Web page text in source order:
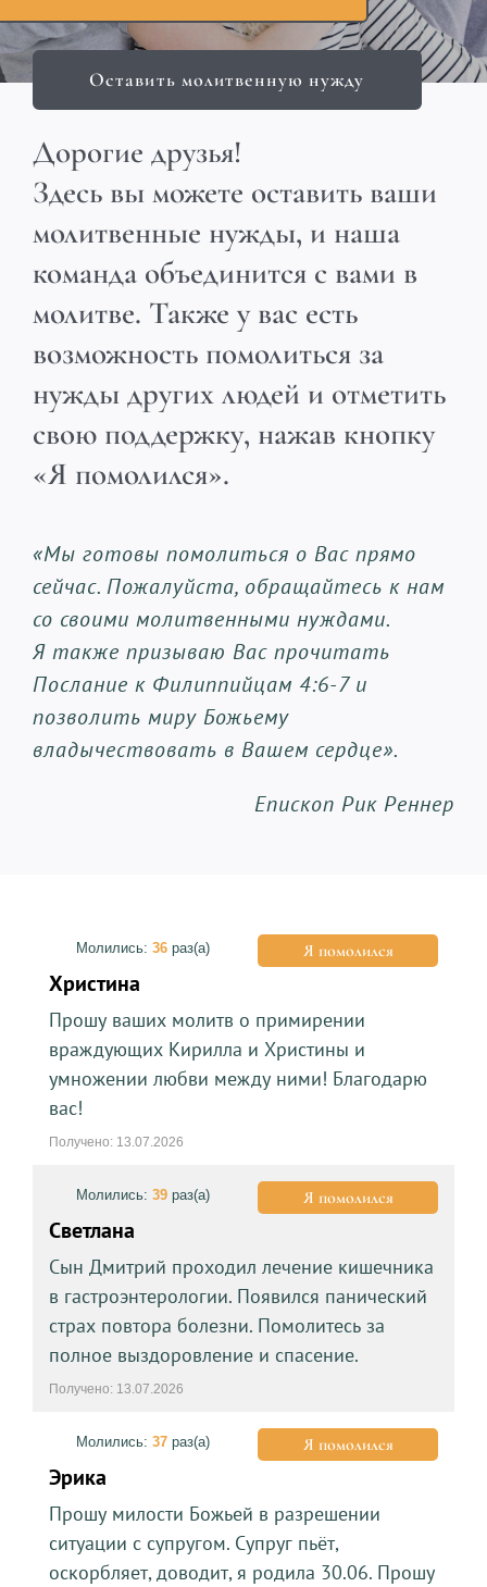
Оставить молитвенную нужду
Дорогие друзья!
Здесь вы можете оставить ваши
молитвенные нужды, и наша
команда объединится с вами в
молитве. Также у вас есть
возможность помолиться за
нужды других людей и отметить
свою поддержку, нажав кнопку
«Я помолился».
«Мы готовы помолиться о Вас прямо
сейчас. Пожалуйста, обращайтесь к нам
со своими молитвенными нуждами.
Я также призываю Вас прочитать
Послание к Филиппийцам 4:6-7 и
позволить миру Божьему
владычествовать в Вашем сердце».
Епископ Рик Реннер
Я помолился
Молились: 36раз(а)
Христина
Прошу ваших молитв о примирении
враждующих Кирилла и Христины и
умножении любви между ними! Благодарю
вас!
Получено: 13.07.2026
Я помолился
Молились: 39раз(а)
Светлана
Сын Дмитрий проходил лечение кишечника
в гастроэнтерологии. Появился панический
страх повтора болезни. Помолитесь за
полное выздоровление и спасение.
Получено: 13.07.2026
Я помолился
Молились: 37раз(а)
Эрика
Прошу милости Божьей в разрешении
ситуации с супругом. Супруг пьёт,
оскорбляет, доводит, я родила 30.06. Прошу